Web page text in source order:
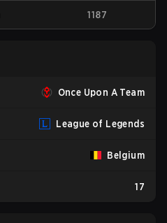
1187
Once Upon A Team
League of Legends
Belgium
17